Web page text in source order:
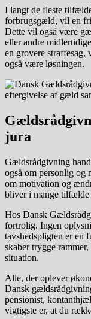
I langt de fleste
forbrugsgæld, vil en
Dette vil også være
eller andre
en grovere
også være løsningen.
jura
Gældsrådgivning
også om personlig og
om motivation og
bliver i mange tilfælde
Hos Dansk
fortrolig. Ingen
tavshedspligten er en
skaber trygge
situation.
Alle, der oplever
Dansk
pensionist,
vigtigste er, at du